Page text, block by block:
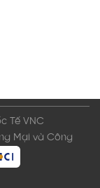
Tế VNC
Mại và Công